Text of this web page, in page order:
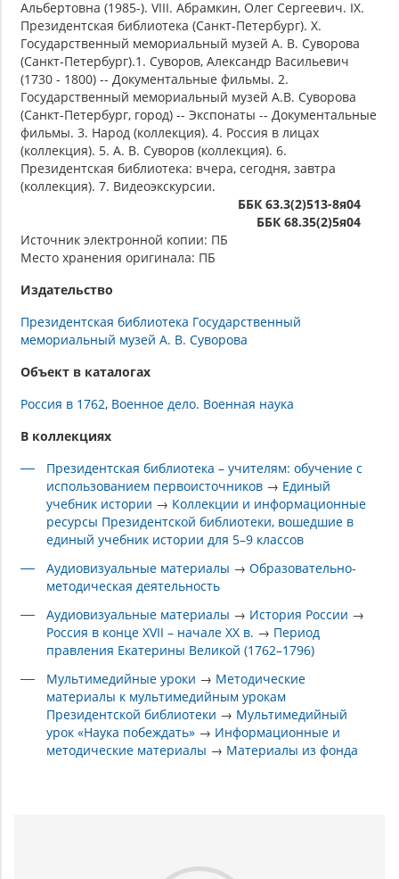
Альбертовна (1985-). VIII. Абрамкин, Олег Сергеевич. IX.
Президентская библиотека (Санкт-Петербург). X.
Государственный мемориальный музей А. В. Суворова
(Санкт-Петербург).1. Суворов, Александр Васильевич
(1730 - 1800) -- Документальные фильмы. 2.
Государственный мемориальный музей А.В. Суворова
(Санкт-Петербург, город) -- Экспонаты -- Документальные
фильмы. 3. Народ (коллекция). 4. Россия в лицах
(коллекция). 5. А. В. Суворов (коллекция). 6.
Президентская библиотека: вчера, сегодня, завтра
(коллекция). 7. Видеоэкскурсии.
ББК 63.3(2)513-8я04
ББК 68.35(2)5я04
Источник электронной копии: ПБ
Место хранения оригинала: ПБ
Издательство
Президентская библиотека Государственный
мемориальный музей А. В. Суворова
Объект в каталогах
Россия в 1762 Военное дело. Военная наука
В коллекциях
Президентская библиотека – учителям: обучение с
использованием первоисточников → Единый
учебник истории → Коллекции и информационные
ресурсы Президентской библиотеки, вошедшие в
единый учебник истории для 5–9 классов
Аудиовизуальные материалы →Образовательно-
методическая деятельность
Аудиовизуальные материалы → История России →
Россия в конце XVII – начале XX в. → Период
правления Екатерины Великой (1762–1796)
Мультимедийные уроки → Методические
материалы к мультимедийным урокам
Президентской библиотеки → Мультимедийный
урок «Наука побеждать» → Информационные и
методические материалы → Материалы из фонда